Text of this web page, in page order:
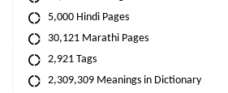
5,000 Hindi Pages
30,121 Marathi Pages
2,921 Tags
2,309,309 Meanings in Dictionary